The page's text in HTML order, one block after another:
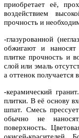
приобретает её,
воздействием
прочность и
-глазурованной
обжигают и наносят
плитке прочность и
слой или эмаль
а оттенок получается
-керамический
плитки. В её основу
шпат. Смесь
обычно не
поверхность.